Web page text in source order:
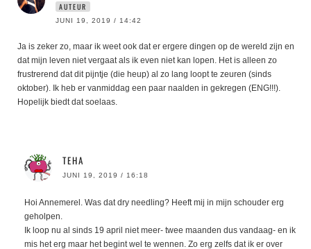
AUTEUR
JUNI 19, 2019 / 14:42
Ja is zeker zo, maar ik weet ook dat er ergere dingen op de wereld zijn en
dat mijn leven niet vergaat als ik even niet kan lopen. Het is alleen zo
frustrerend dat dit pijntje (die heup) al zo lang loopt te zeuren (sinds
oktober). Ik heb er vanmiddag een paar naalden in gekregen (ENG!!!).
Hopelijk biedt dat soelaas.
TEHA
JUNI 19, 2019 / 16:18
Hoi Annemerel. Was dat dry needling? Heeft mij in mijn schouder erg
geholpen.
Ik loop nu al sinds 19 april niet meer- twee maanden dus vandaag- en ik
mis het erg maar het begint wel te wennen. Zo erg zelfs dat ik er over